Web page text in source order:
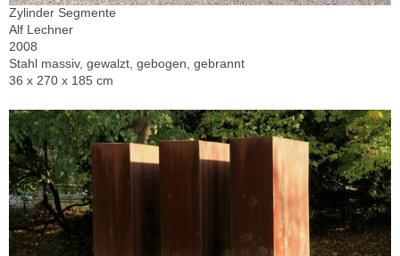
Zylinder Segmente
Alf Lechner
2008
Stahl massiv, gewalzt, gebogen, gebrannt
36 x 270 x 185 cm